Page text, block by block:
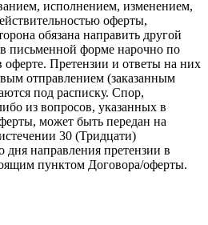
исполнением, изменением,
оферты,
обязана направить другой
письменной форме нарочно по
оферте. Претензии и ответы на них
отправлением (заказанным
под расписку. Спор,
из вопросов, указанных в
может быть передан на
30 (Тридцати)
дня направления претензии в
пунктом Договора/оферты.